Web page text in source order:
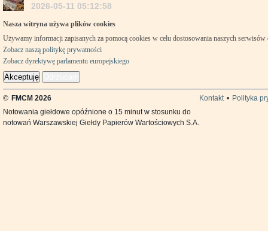
2026-05-11 05:12:58
Nasza witryna używa plików cookies
Używamy informacji zapisanych za pomocą cookies w celu dostosowania naszych
Zobacz naszą politykę prywatności
Zobacz dyrektywę parlamentu europejskiego
Akceptuję
© FMCM 2026 Kontakt • Polityka
Notowania giełdowe opóźnione o 15 minut w stosunku do
notowań Warszawskiej Giełdy Papierów Wartościowych S.A.